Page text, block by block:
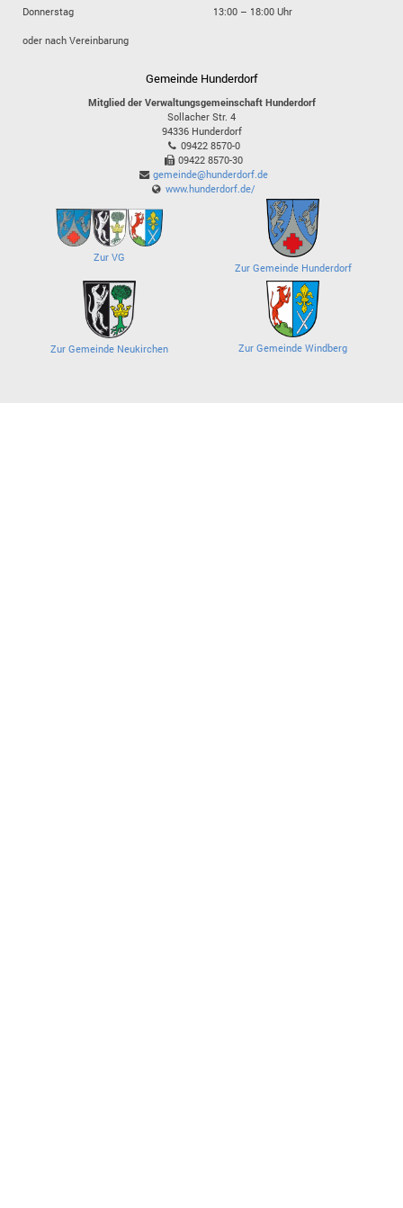
Donnerstag
13:00 – 18:00 Uhr
oder nach Vereinbarung
Gemeinde Hunderdorf
Mitglied der Verwaltungsgemeinschaft Hunderdorf
Sollacher Str. 4
94336 Hunderdorf
09422 8570-0
09422 8570-30
gemeinde@hunderdorf.de
www.hunderdorf.de/
Zur VG
Zur Gemeinde Hunderdorf
Zur Gemeinde Neukirchen Zur Gemeinde Windberg